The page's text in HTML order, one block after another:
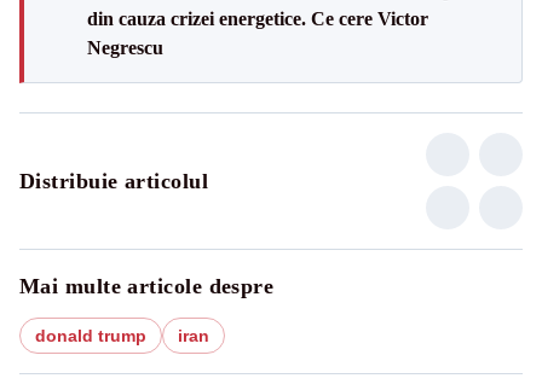
din cauza crizei energetice. Ce cere Victor
Negrescu
Distribuie articolul
Mai multe articole despre
donald trump iran